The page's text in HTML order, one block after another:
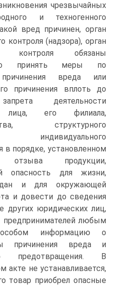
чрезвычайных
и техногенного
вред причинен, орган
контроля (надзора), орган
контроля обязаны
принять меры по
вреда или
причинения вплоть до
деятельности
лица, его филиала,
структурного
индивидуального
в порядке, установленном
продукции,
опасность для жизни,
и для окружающей
и довести до сведения
других юридических лиц,
предпринимателей любым
информацию о
причинения вреда и
предотвращения. В
акте не устанавливается,
товар приобрел опасные